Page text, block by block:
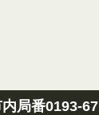
局番0193-67